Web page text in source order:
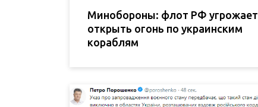
Минобороны: флот РФ угрожает
открыть огонь по украинским
кораблям